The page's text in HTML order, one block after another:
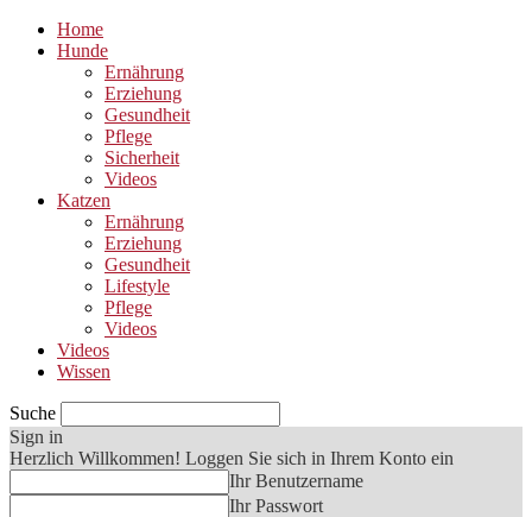
Home
Hunde
Ernährung
Erziehung
Gesundheit
Pflege
Sicherheit
Videos
Katzen
Ernährung
Erziehung
Gesundheit
Lifestyle
Pflege
Videos
Videos
Wissen
Suche
Sign in
Herzlich Willkommen! Loggen Sie sich in Ihrem Konto ein
Ihr Benutzername
Ihr Passwort